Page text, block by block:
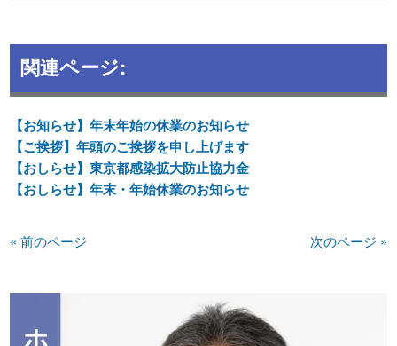
関連ページ:
【お知らせ】年末年始の休業のお知らせ
【ご挨拶】年頭のご挨拶を申し上げます
【おしらせ】東京都感染拡大防止協力金
【おしらせ】年末・年始休業のお知らせ
« 前のページ 次のページ »